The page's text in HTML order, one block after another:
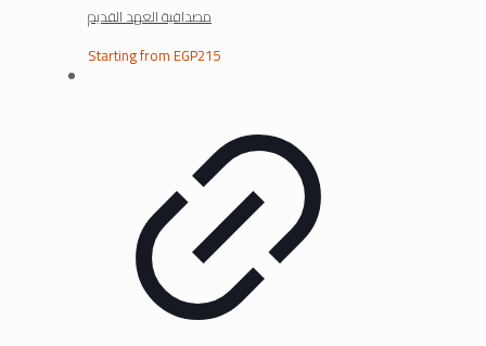
مصداقية العهد القديم
Starting fromEGP215